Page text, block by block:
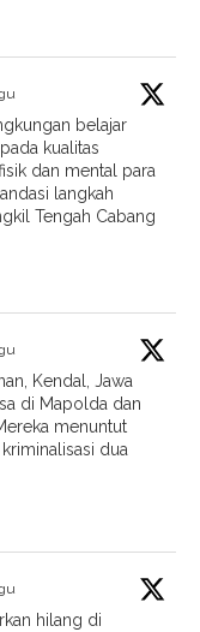
belajar
kualitas
dan mental para
langkah
Tengah Cabang
Kendal, Jawa
di Mapolda dan
menuntut
dua
hilang di